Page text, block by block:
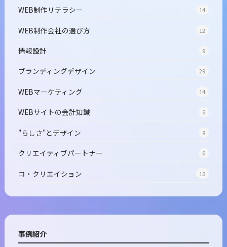
WEB制作リテラシー 14
WEB制作会社の選び方 12
情報設計 9
ブランディングデザイン 29
WEBマーケティング 14
WEBサイトの会計知識 6
"らしさ"とデザイン 8
クリエイティブパートナー 6
コ・クリエイション 16
事例紹介